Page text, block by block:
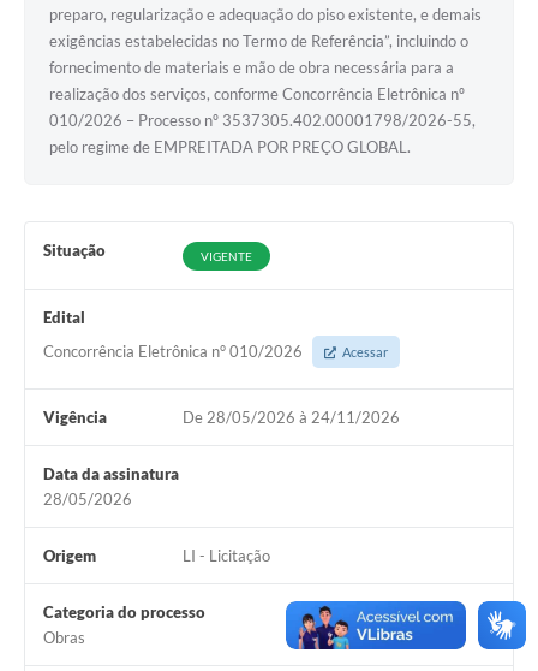
preparo, regularização e adequação do piso existente, e demais
exigências estabelecidas no Termo de Referência”, incluindo o
fornecimento de materiais e mão de obra necessária para a
realização dos serviços, conforme Concorrência Eletrônica nº
010/2026 – Processo nº 3537305.402.00001798/2026-55,
pelo regime de EMPREITADA POR PREÇO GLOBAL.
Situação VIGENTE
Edital
Concorrência Eletrônica n° 010/2026
Acessar
Vigência De 28/05/2026 à 24/11/2026
Data da assinatura
28/05/2026
Origem LI - Licitação
Categoria do processo
Obras